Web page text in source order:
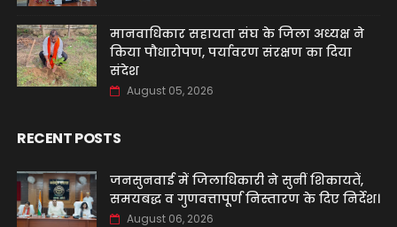
मानवाधिकार सहायता संघ के जिला अध्यक्ष ने
किया पौधारोपण, पर्यावरण संरक्षण का दिया
संदेश
August 05, 2026
RECENT POSTS
जनसुनवाई में जिलाधिकारी ने सुनीं शिकायतें,
समयबद्ध व गुणवत्तापूर्ण निस्तारण के दिए निर्देश।
August 06, 2026